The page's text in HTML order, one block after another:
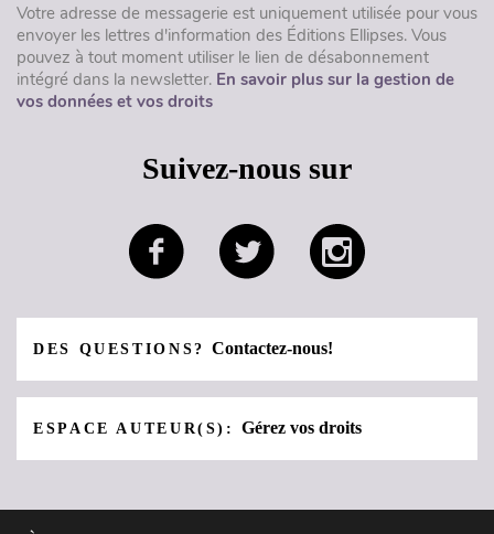
Votre adresse de messagerie est uniquement utilisée pour vous
envoyer les lettres d'information des Éditions Ellipses. Vous
pouvez à tout moment utiliser le lien de désabonnement
intégré dans la newsletter. En savoir plus sur la gestion de
vos données et vos droits
Suivez-nous sur
DES QUESTIONS?Contactez-nous!
ESPACE AUTEUR(S):Gérez vos droits